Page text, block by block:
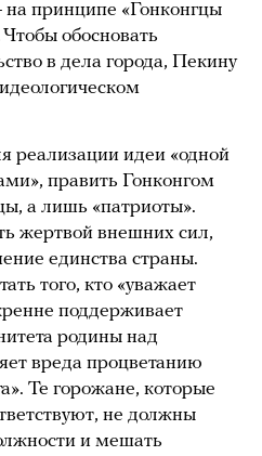
принципе «Гонконгцы
обосновать
в дела города, Пекину
реализации идеи «одной
править Гонконгом
а лишь «патриоты».
жертвой внешних сил,
единства страны.
того, кто «уважает
поддерживает
родины над
вреда процветанию
Те горожане, которые
не должны
и мешать